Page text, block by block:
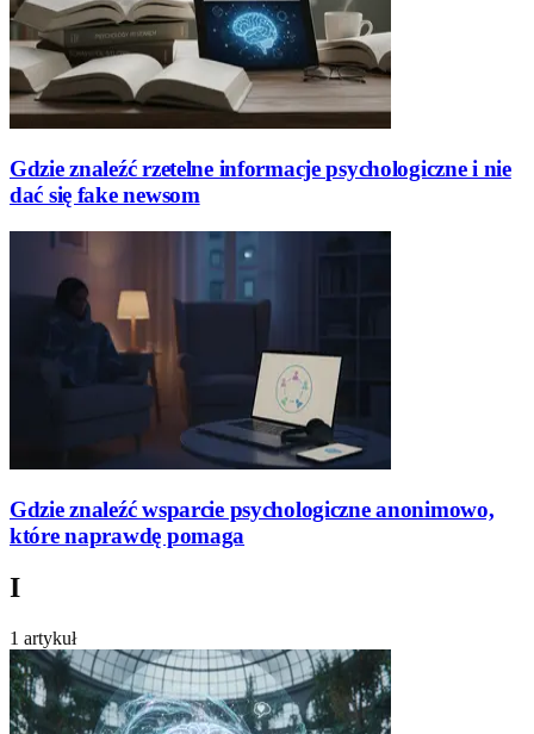
Gdzie znaleźć rzetelne informacje psychologiczne i nie
dać się fake newsom
Gdzie znaleźć wsparcie psychologiczne anonimowo,
które naprawdę pomaga
I
1 artykuł